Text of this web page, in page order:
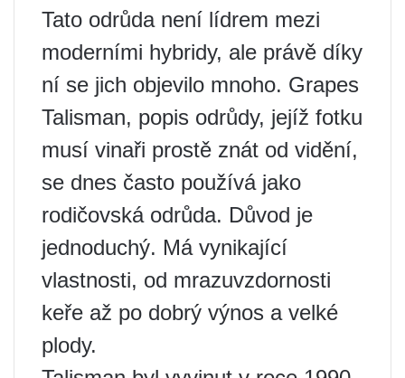
Tato odrůda není lídrem mezi
moderními hybridy, ale právě díky
ní se jich objevilo mnoho. Grapes
Talisman, popis odrůdy, jejíž fotku
musí vinaři prostě znát od vidění,
se dnes často používá jako
rodičovská odrůda. Důvod je
jednoduchý. Má vynikající
vlastnosti, od mrazuvzdornosti
keře až po dobrý výnos a velké
plody.